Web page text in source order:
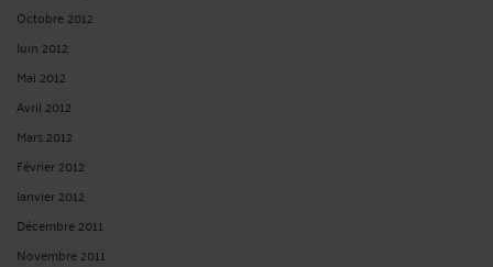
Octobre 2012
Juin 2012
Mai 2012
Avril 2012
Mars 2012
Février 2012
Janvier 2012
Décembre 2011
Novembre 2011